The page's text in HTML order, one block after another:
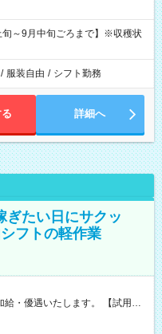
～9月中旬ごろまで】※収穫状
/ 服装自由 / シフト勤務
詳細へ
ぎたい日にサクッ
フトの軽作業
遇いたします。 【試用期